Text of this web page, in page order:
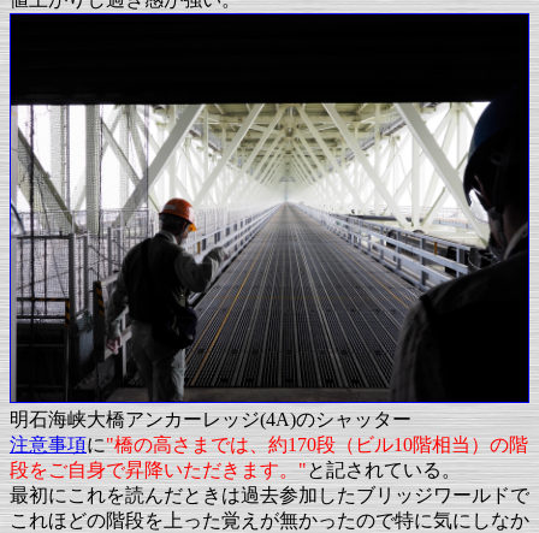
明石海峡大橋アンカーレッジ(4A)のシャッター
注意事項に"橋の高さまでは、約170段（ビル10階相当）の階
段をご自身で昇降いただきます。"と記されている。
最初にこれを読んだときは過去参加したブリッジワールドで
これほどの階段を上った覚えが無かったので特に気にしなか